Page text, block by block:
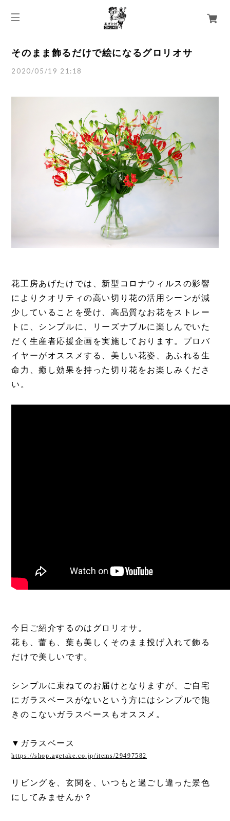
そのまま飾るだけで絵になるグロリオサ
2020/05/19 21:18
花工房あげたけでは、新型コロナウィルスの影響
によりクオリティの高い切り花の活用シーンが減
少していることを受け、高品質なお花をストレー
トに、シンプルに、リーズナブルに楽しんでいた
だく生産者応援企画を実施しております。プロバ
イヤーがオススメする、美しい花姿、あふれる生
命力、癒し効果を持った切り花をお楽しみくださ
い。
今日ご紹介するのはグロリオサ。
花も、蕾も、葉も美しくそのまま投げ入れて飾る
だけで美しいです。
シンプルに束ねてのお届けとなりますが、ご自宅
にガラスベースがないという方にはシンプルで飽
きのこないガラスベースもオススメ。
▼ガラスベース
https://shop.agetake.co.jp/items/29497582
リビングを、玄関を、いつもと過ごし違った景色
にしてみませんか？